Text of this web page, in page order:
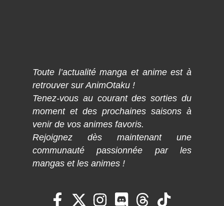
Toute l’actualité manga et anime est à
retrouver sur AnimOtaku !
Tenez-vous au courant des sorties du
moment et des prochaines saisons à
venir de vos animes favoris.
Rejoignez dès maintenant une
communauté passionnée par les
mangas et les animes !